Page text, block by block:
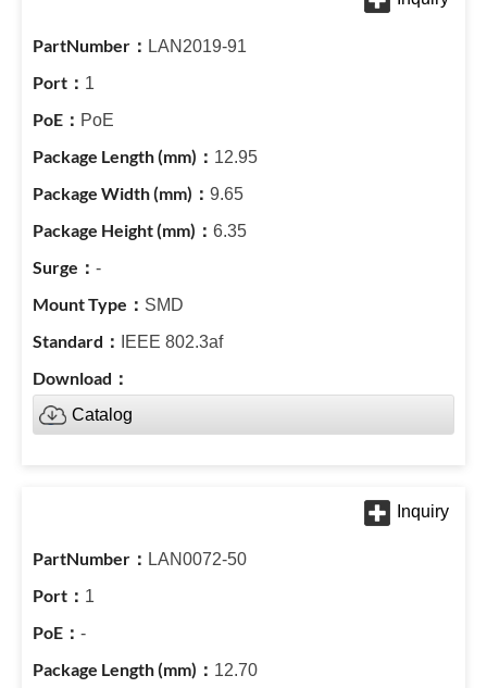
LAN2019-91
1
PoE
12.95
9.65
6.35
-
SMD
IEEE 802.3af
Catalog
LAN0072-50
1
-
12.70